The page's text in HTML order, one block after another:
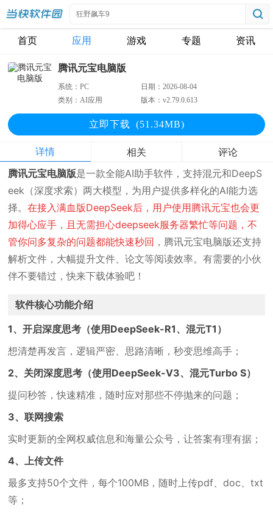
首页 应用 游戏 专题 资讯
腾讯元宝电脑版
系统：PC 日期：2026-08-04
类别：AI应用 版本：v2.79.0.613
立即下载 (51.34MB)
详情 相关 评论
腾讯元宝电脑版是一款全能AI助手软件，支持混元和DeepS
eek（深度求索）两大模型，为用户提供多样化的AI能力选
择。在接入满血版DeepSeek后，用户使用腾讯元宝也会更
加得心应手，且无需担心deepseek服务器繁忙等问题，不
管你问多复杂的问题都能快速秒回 ，腾讯元宝电脑版还支持
解析文件，大幅提升文件、论文等阅读效率。有需要的小伙
伴不要错过，快来下载体验吧！
软件核心功能介绍
1、开启深度思考（使用DeepSeek-R1、混元T1）
想清楚再发言，逻辑严密、思路清晰，秒变思维高手；
2、关闭深度思考（使用DeepSeek-V3、混元Turbo S）
提问秒答，快速精准，随时应对那些不停抛来的问题；
3、联网搜索
实时更新的全网权威信息和海量公众号，让答案有理有据；
4、上传文件
最多支持50个文件，每个100MB，随时上传pdf、doc、txt
等；